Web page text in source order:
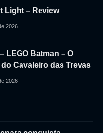
Light – Review
2026
LEGO Batman – O
do Cavaleiro das Trevas
2026